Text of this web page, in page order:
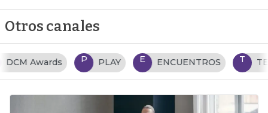
Otros canales
P PLAY E ENCUENTROS T TENDENCIAS TI